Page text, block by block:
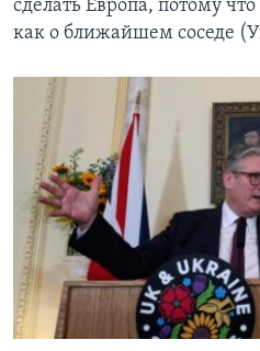
сделать Европа, потому
как о ближайшем соседе